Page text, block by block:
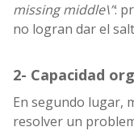
missing middle\”:
no logran dar el
2- Capacidad
En segundo lugar,
resolver un